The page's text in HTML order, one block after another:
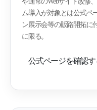
ム導入が対象とは公式ペ
ン展示会等の販路開拓に
に限る。
公式ページを確認す